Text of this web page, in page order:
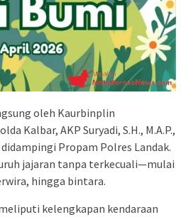
oleh Kaurbinplin
Kalbar, AKP Suryadi, S.H., M.A.P.,
Propam Polres Landak.
jajaran tanpa terkecuali—mulai
hingga bintara.
kelengkapan kendaraan